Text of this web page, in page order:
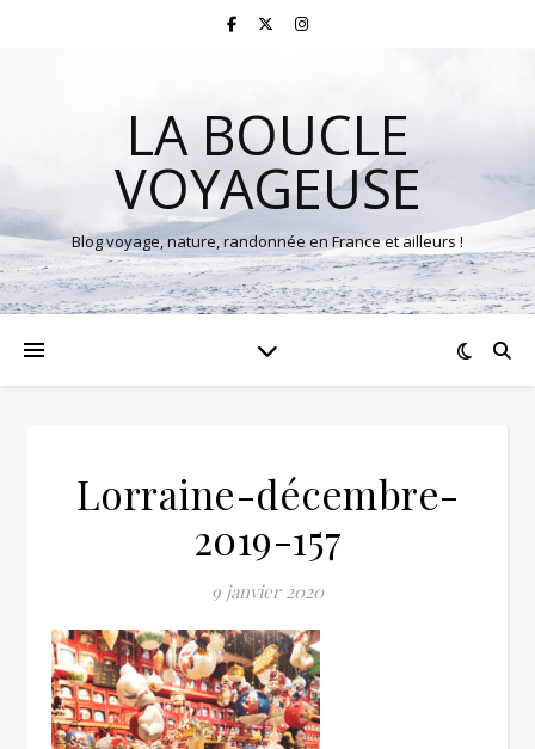
LA BOUCLE
VOYAGEUSE
Blog voyage, nature, randonnée en France et ailleurs !
Lorraine-décembre-
2019-157
9 janvier 2020